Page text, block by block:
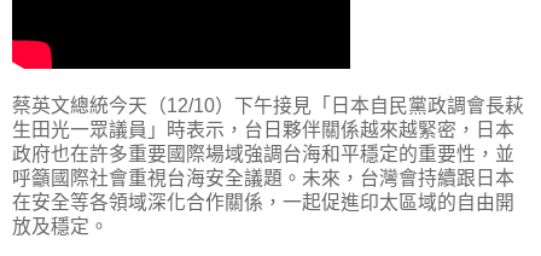
蔡英文總統今天（12/10）下午接見「日本自民黨政調會長萩
生田光一眾議員」時表示，台日夥伴關係越來越緊密，日本
政府也在許多重要國際場域強調台海和平穩定的重要性，並
呼籲國際社會重視台海安全議題。未來，台灣會持續跟日本
在安全等各領域深化合作關係，一起促進印太區域的自由開
放及穩定。